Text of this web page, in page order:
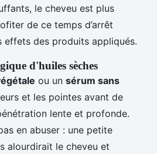
le cheveu est plus
de ce temps d’arrêt
effets des produits appliqués.
d'huiles sèches
ou un sérum sans
et les pointes avant de
lente et profonde.
en abuser : une petite
alourdirait le cheveu et